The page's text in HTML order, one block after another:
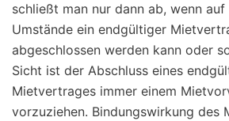
schließt man nur dann ab, wenn
Umstände ein endgültiger
abgeschlossen werden kann oder
Sicht ist der Abschluss eines
Mietvertrages immer einem
vorzuziehen. Bindungswirkung des